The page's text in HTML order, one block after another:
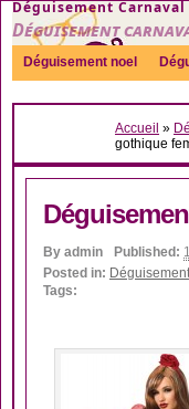
Déguisement Carnaval
Déguisement
Déguisement noel
Sexy Déguisement
Accueil »
gothique
By admin Published:
Posted in:
Tags: